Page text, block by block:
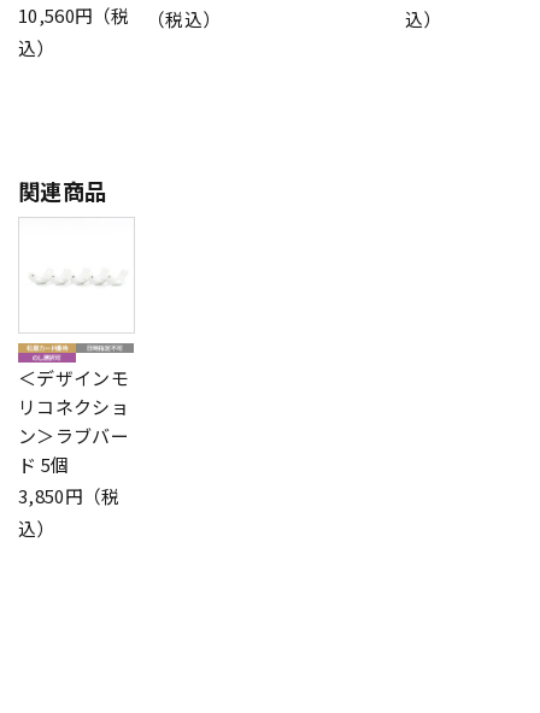
10,560円（税
込）
（税込）
込）
関連商品
＜デザインモ
リコネクショ
ン＞ラブバー
ド 5個
3,850円（税
込）